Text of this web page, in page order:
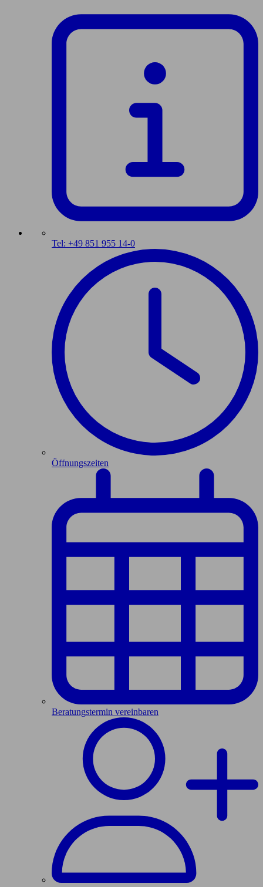
Tel: +49 851 955 14-0
Öffnungszeiten
Beratungstermin vereinbaren